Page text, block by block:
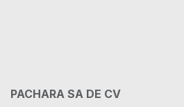
PACHARA SA DE CV